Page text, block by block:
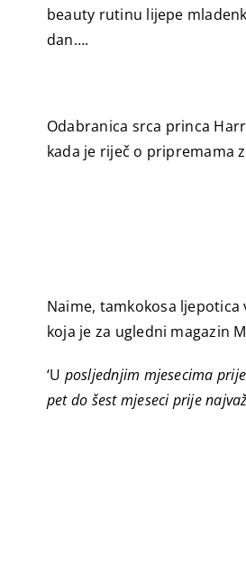
beauty rutinu lijepe
dan….
Odabranica srca princa
kada je riječ o pripremama
Naime, tamkokosa ljepotica
koja je za ugledni magazin
‘U posljednjim mjesecima
pet do šest mjeseci prije